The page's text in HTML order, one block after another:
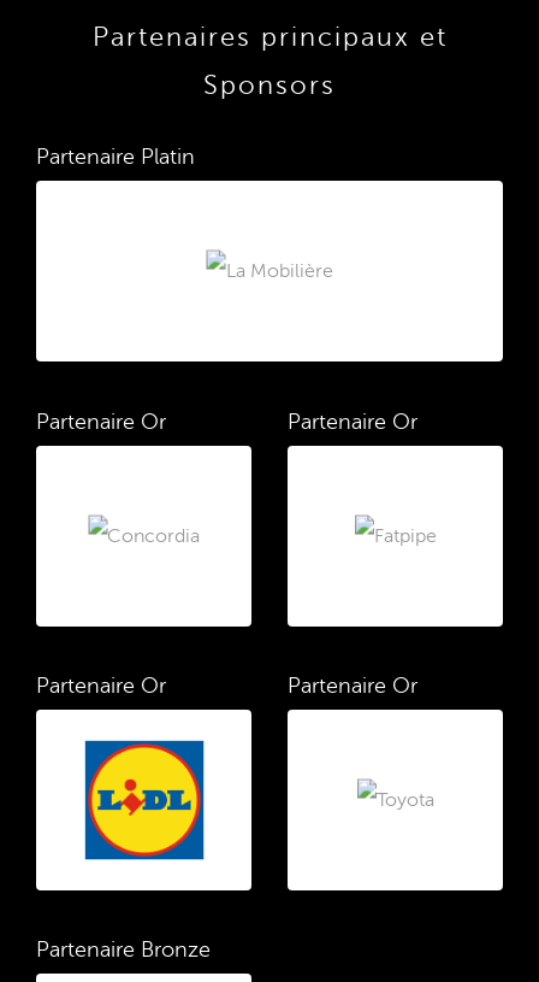
Partenaires principaux et
Sponsors
Partenaire Platin
Partenaire Or Partenaire Or
Partenaire Or Partenaire Or
Partenaire Bronze